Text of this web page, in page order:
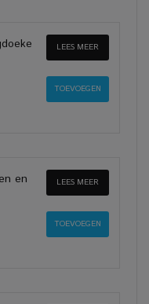
LEES MEER
en
LEES MEER